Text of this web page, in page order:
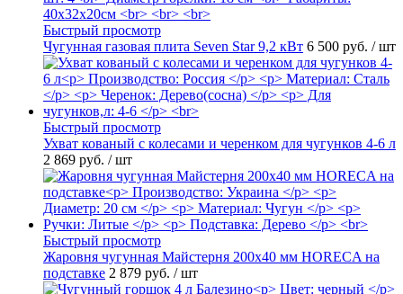
Быстрый просмотр
Чугунная газовая плита Seven Star 9,2 кВт 6 500 руб. / шт
Быстрый просмотр
Ухват кованый с колесами и черенком для чугунков 4-6 л
2 869 руб. / шт
Быстрый просмотр
Жаровня чугунная Майстерня 200х40 мм HORECA на
подставке 2 879 руб. / шт